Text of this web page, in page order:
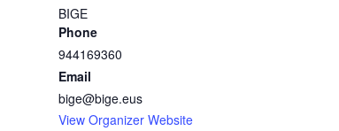
BIGE
Phone
944169360
Email
bige@bige.eus
View Organizer Website